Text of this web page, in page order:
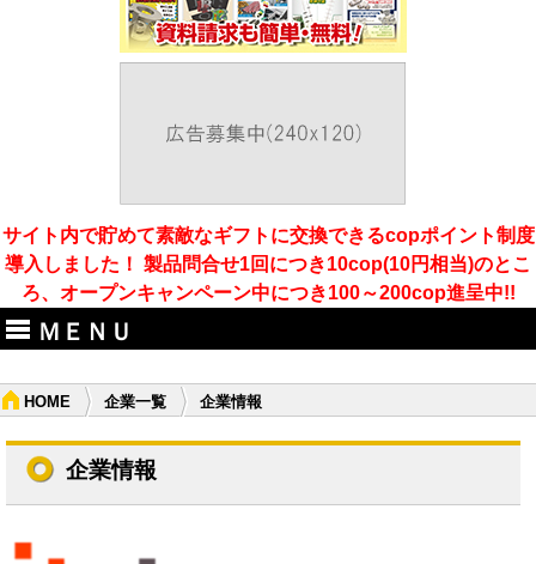
サイト内で貯めて素敵なギフトに交換できるcopポイント制度
導入しました！ 製品問合せ1回につき10cop(10円相当)のとこ
ろ、オープンキャンペーン中につき100～200cop進呈中!!
ＭＥＮＵ
HOME 企業一覧 企業情報
企業情報